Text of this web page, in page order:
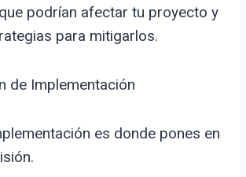
podrían afectar tu proyecto y
para mitigarlos.
de Implementación
es donde pones en